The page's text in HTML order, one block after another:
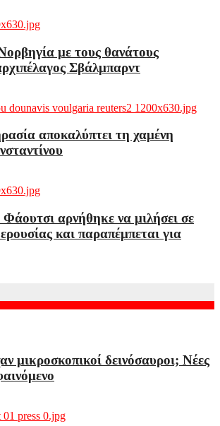
με τους θανάτους
Σβάλμπαρντ
αποκαλύπτει τη χαμένη
αρνήθηκε να μιλήσει σε
και παραπέμπεται για
μικροσκοπικοί δεινόσαυροι; Νέες